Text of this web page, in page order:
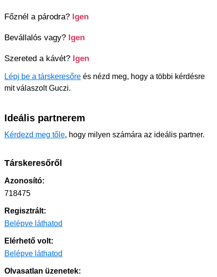
Főznél a párodra? Igen
Bevállalós vagy? Igen
Szereted a kávét? Igen
Lépj be a társkeresőre és nézd meg, hogy a többi kérdésre
mit válaszolt Guczi.
Ideális partnerem
Kérdezd meg tőle, hogy milyen számára az ideális partner.
Társkeresőről
Azonosító:
718475
Regisztrált:
Belépve láthatod
Elérhető volt:
Belépve láthatod
Olvasatlan üzenetek: